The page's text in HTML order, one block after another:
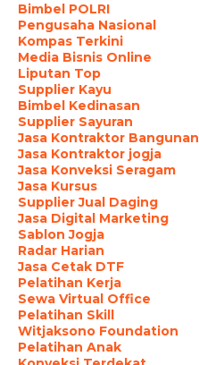
Bimbel POLRI
Pengusaha Nasional
Kompas Terkini
Media Bisnis Online
Liputan Top
Supplier Kayu
Bimbel Kedinasan
Supplier Sayuran
Jasa Kontraktor Bangunan
Jasa Kontraktor jogja
Jasa Konveksi Seragam
Jasa Kursus
Supplier Jual Daging
Jasa Digital Marketing
Sablon Jogja
Radar Harian
Jasa Cetak DTF
Pelatihan Kerja
Sewa Virtual Office
Pelatihan Skill
Witjaksono Foundation
Pelatihan Anak